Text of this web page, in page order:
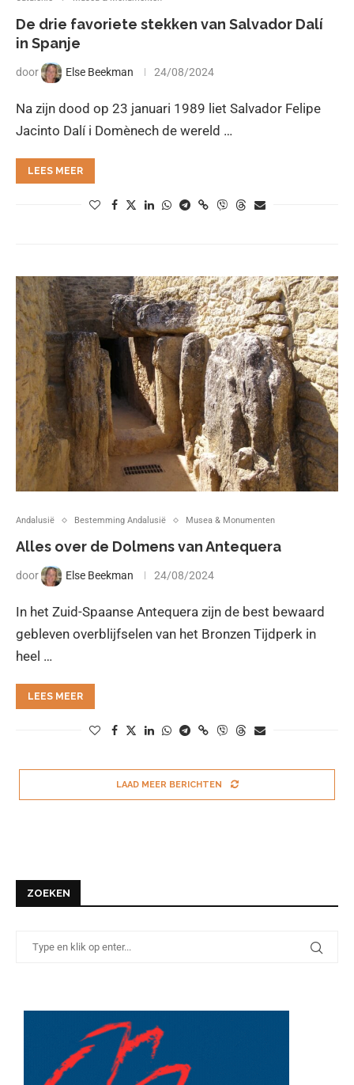
De drie favoriete stekken van Salvador Dalí
in Spanje
door Else Beekman 24/08/2024
Na zijn dood op 23 januari 1989 liet Salvador Felipe
Jacinto Dalí i Domènech de wereld …
LEES MEER
Andalusië Bestemming Andalusië Musea & Monumenten
Alles over de Dolmens van Antequera
door Else Beekman 24/08/2024
In het Zuid-Spaanse Antequera zijn de best bewaard
gebleven overblijfselen van het Bronzen Tijdperk in
heel …
LEES MEER
LAAD MEER BERICHTEN
ZOEKEN